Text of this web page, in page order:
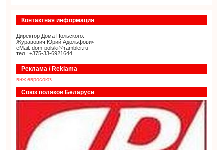
Контактная информация
Директор Дома Польского:
Журавович Юрий Адольфович
eMail: dom-polski@rambler.ru
тел.: +375-33-6921644
Реклама / Reklama
внж евросоюз
Союз поляков Беларуси